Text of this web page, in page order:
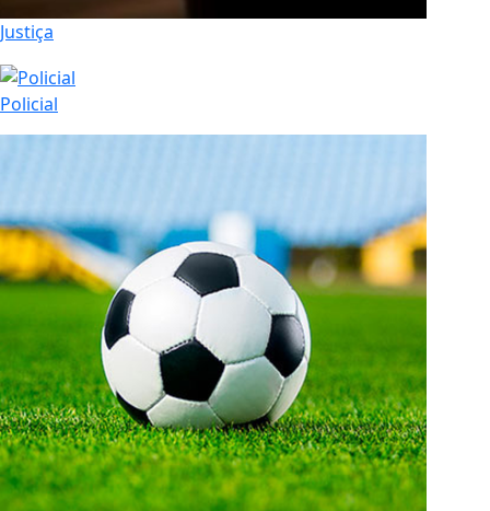
Justiça
Policial